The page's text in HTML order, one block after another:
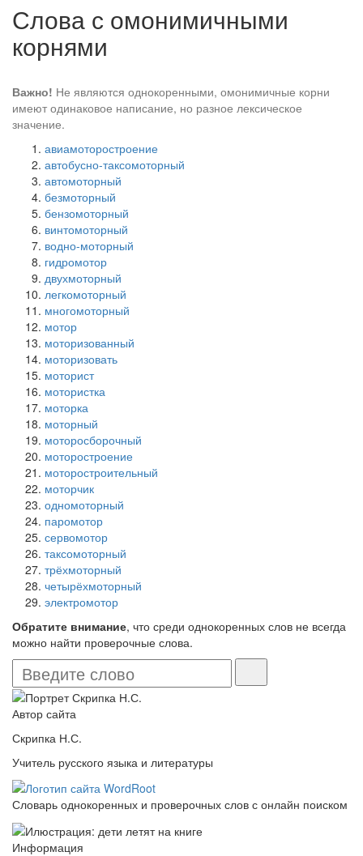
Слова с омонимичными
корнями
Важно! Не являются однокоренными, омонимичные корни
имеют одинаковое написание, но разное лексическое
значение.
авиамоторостроение
автобусно-таксомоторный
автомоторный
безмоторный
бензомоторный
винтомоторный
водно-моторный
гидромотор
двухмоторный
легкомоторный
многомоторный
мотор
моторизованный
моторизовать
моторист
мотористка
моторка
моторный
моторосборочный
моторостроение
моторостроительный
моторчик
одномоторный
паромотор
сервомотор
таксомоторный
трёхмоторный
четырёхмоторный
электромотор
Обратите внимание, что среди однокоренных слов не всегда
можно найти проверочные слова.
Автор сайта
Скрипка Н.С.
Учитель русского языка и литературы
Словарь однокоренных и проверочных слов с онлайн поиском
Информация